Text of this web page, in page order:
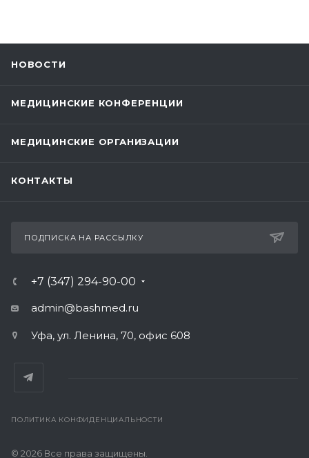
НОВОСТИ
МЕДИЦИНСКИЕ КОНФЕРЕНЦИИ
МЕДИЦИНСКИЕ ОРГАНИЗАЦИИ
КОНТАКТЫ
ПОДПИСКА НА РАССЫЛКУ
+7 (347) 294-90-00
admin@bashmed.ru
Уфа, ул. Ленина, 70, офис 608
ПОЛИТИКА КОНФИДЕНЦИАЛЬНОСТИ
© 2026 Все права защищены.